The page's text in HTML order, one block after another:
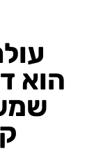
הוא